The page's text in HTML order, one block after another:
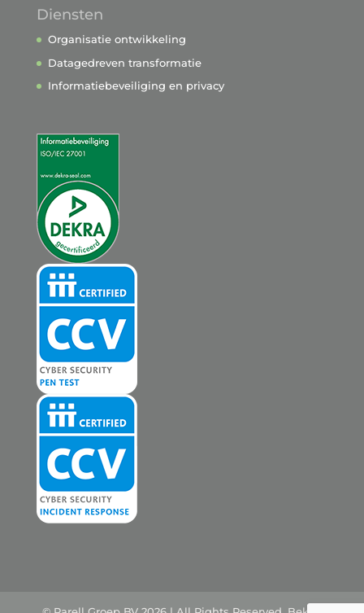
Diensten
Organisatie ontwikkeling
Datagedreven transformatie
Informatiebeveiliging en privacy